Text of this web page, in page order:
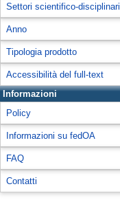
Settori scientifico-disciplinari
Anno
Tipologia prodotto
Accessibilità del full-text
Informazioni
Policy
Informazioni su fedOA
FAQ
Contatti